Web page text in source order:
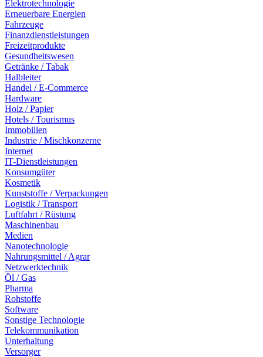
Elektrotechnologie
Erneuerbare Energien
Fahrzeuge
Finanzdienstleistungen
Freizeitprodukte
Gesundheitswesen
Getränke / Tabak
Halbleiter
Handel / E-Commerce
Hardware
Holz / Papier
Hotels / Tourismus
Immobilien
Industrie / Mischkonzerne
Internet
IT-Dienstleistungen
Konsumgüter
Kosmetik
Kunststoffe / Verpackungen
Logistik / Transport
Luftfahrt / Rüstung
Maschinenbau
Medien
Nanotechnologie
Nahrungsmittel / Agrar
Netzwerktechnik
Öl / Gas
Pharma
Rohstoffe
Software
Sonstige Technologie
Telekommunikation
Unterhaltung
Versorger